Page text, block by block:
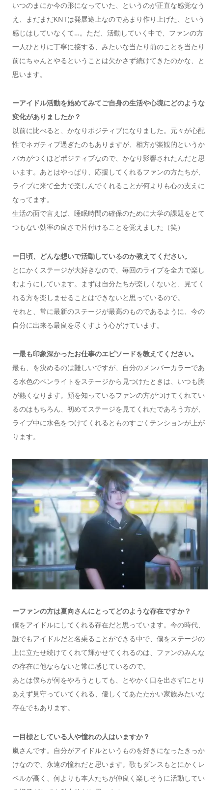
いつのまにか今の形になっていた、というのが正直な感覚なう
え、まだまだKNTは発展途上なのであまり作り上げた、という
感じはしていなくて…。ただ、活動していく中で、ファンの方
一人ひとりに丁寧に接する、みたいな当たり前のことを当たり
前にちゃんとやるということは欠かさず続けてきたのかな、と
思います。
ーアイドル活動を始めてみてご自身の生活や心境にどのような
変化がありましたか？
以前に比べると、かなりポジティブになりました。元々が心配
性でネガティブ過ぎたのもありますが、相方が楽観的というか
バカがつくほどポジティブなので、かなり影響されたんだと思
います。あとはやっぱり、応援してくれるファンの方たちが、
ライブに来て全力で楽しんでくれることが何よりも心の支えに
なってます。
生活の面で言えば、睡眠時間の確保のために大学の課題をとて
つもない効率の良さで片付けることを覚えました（笑）
ー日頃、どんな想いで活動しているのか教えてください。
とにかくステージが大好きなので、毎回のライブを全力で楽し
むようにしています。まずは自分たちが楽しくないと、見てく
れる方を楽しませることはできないと思っているので。
それと、常に最新のステージが最高のものであるように、今の
自分に出来る最良を尽くすよう心がけています。
ー最も印象深かったお仕事のエピソードを教えてください。
最も、を決めるのは難しいですが、自分のメンバーカラーであ
る水色のペンライトをステージから見つけたときは、いつも胸
が熱くなります。顔を知っているファンの方がつけてくれてい
るのはもちろん、初めてステージを見てくれたであろう方が、
ライブ中に水色をつけてくれるとものすごくテンションが上が
ります。
ーファンの方は夏向さんにとってどのような存在ですか？
僕をアイドルにしてくれる存在だと思っています。今の時代、
誰でもアイドルだと名乗ることができる中で、僕をステージの
上に立たせ続けてくれて輝かせてくれるのは、ファンのみんな
の存在に他ならないと常に感じているので。
あとは僕らが何をやろうとしても、とやかく口を出さずにとり
あえず見守っていてくれる、優しくてあたたかい家族みたいな
存在でもあります。
ー目標としている人や憧れの人はいますか？
嵐さんです。自分がアイドルというものを好きになったきっか
けなので、永遠の憧れだと思います。歌もダンスもとにかくレ
ベルが高く、何よりも本人たちが仲良く楽しそうに活動してい